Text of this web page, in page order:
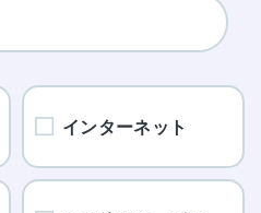
インターネット